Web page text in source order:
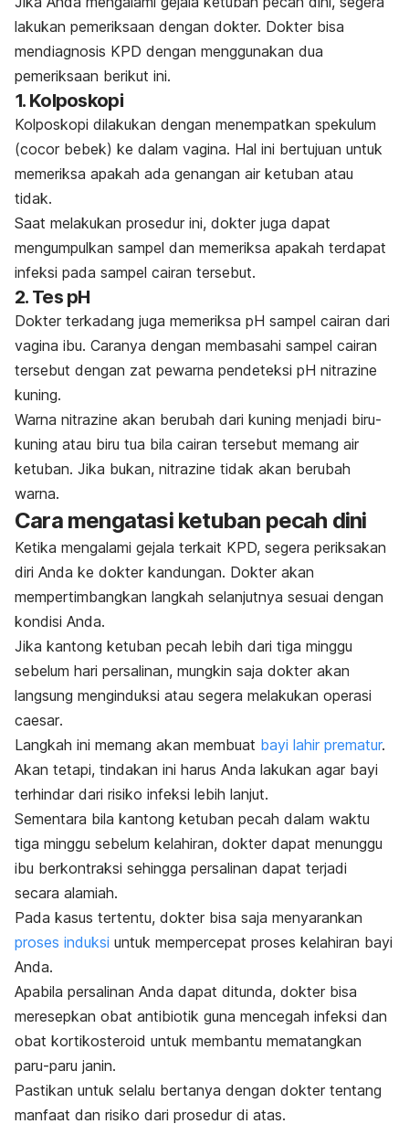
lakukan pemeriksaan dengan dokter. Dokter bisa
mendiagnosis KPD dengan menggunakan dua
pemeriksaan berikut ini.
1. Kolposkopi
Kolposkopi dilakukan dengan menempatkan spekulum
(cocor bebek) ke dalam vagina. Hal ini bertujuan untuk
memeriksa apakah ada genangan air ketuban atau
tidak.
Saat melakukan prosedur ini, dokter juga dapat
mengumpulkan sampel dan memeriksa apakah terdapat
infeksi pada sampel cairan tersebut.
2. Tes pH
Dokter terkadang juga memeriksa pH sampel cairan dari
vagina ibu. Caranya dengan membasahi sampel cairan
tersebut dengan zat pewarna pendeteksi pH nitrazine
kuning.
Warna nitrazine akan berubah dari kuning menjadi biru-
kuning atau biru tua bila cairan tersebut memang air
ketuban. Jika bukan, nitrazine tidak akan berubah
warna.
Cara mengatasi ketuban pecah dini
Ketika mengalami gejala terkait KPD, segera periksakan
diri Anda ke dokter kandungan. Dokter akan
mempertimbangkan langkah selanjutnya sesuai dengan
kondisi Anda.
Jika kantong ketuban pecah lebih dari tiga minggu
sebelum hari persalinan, mungkin saja dokter akan
langsung menginduksi atau segera melakukan operasi
caesar.
Langkah ini memang akan membuat bayi lahir prematur.
Akan tetapi, tindakan ini harus Anda lakukan agar bayi
terhindar dari risiko infeksi lebih lanjut.
Sementara bila kantong ketuban pecah dalam waktu
tiga minggu sebelum kelahiran, dokter dapat menunggu
ibu berkontraksi sehingga persalinan dapat terjadi
secara alamiah.
Pada kasus tertentu, dokter bisa saja menyarankan
proses induksi untuk mempercepat proses kelahiran bayi
Anda.
Apabila persalinan Anda dapat ditunda, dokter bisa
meresepkan obat antibiotik guna mencegah infeksi dan
obat kortikosteroid untuk membantu mematangkan
paru-paru janin.
Pastikan untuk selalu bertanya dengan dokter tentang
manfaat dan risiko dari prosedur di atas.